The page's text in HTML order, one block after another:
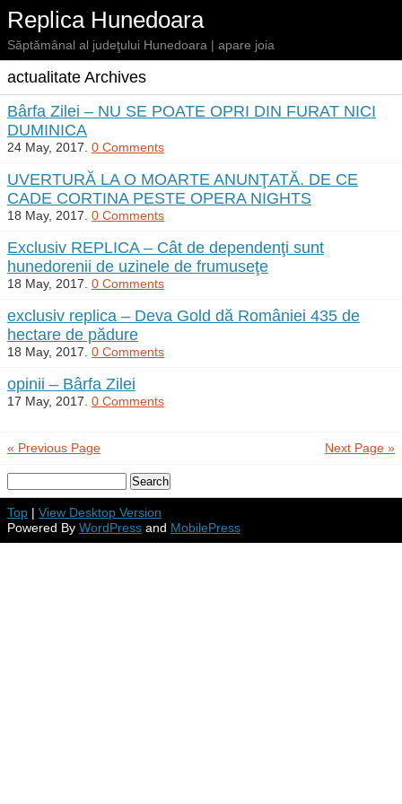
Replica Hunedoara
Săptămânal al judeţului Hunedoara | apare joia
actualitate Archives
Bârfa Zilei – NU SE POATE OPRI DIN FURAT NICI
DUMINICA
24 May, 2017. 0 Comments
UVERTURĂ LA O MOARTE ANUNŢATĂ. DE CE
CADE CORTINA PESTE OPERA NIGHTS
18 May, 2017. 0 Comments
Exclusiv REPLICA – Cât de dependenţi sunt
hunedorenii de uzinele de frumuseţe
18 May, 2017. 0 Comments
exclusiv replica – Deva Gold dă României 435 de
hectare de pădure
18 May, 2017. 0 Comments
opinii – Bârfa Zilei
17 May, 2017. 0 Comments
Next Page »
« Previous Page
Top | View Desktop Version
Powered By WordPress and MobilePress